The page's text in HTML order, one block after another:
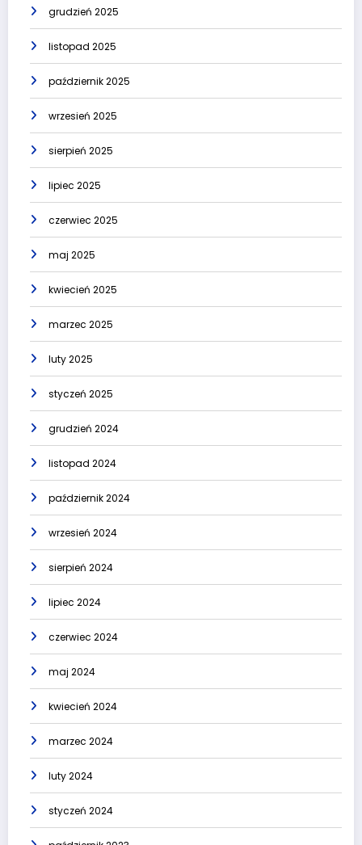
grudzień 2025
listopad 2025
październik 2025
wrzesień 2025
sierpień 2025
lipiec 2025
czerwiec 2025
maj 2025
kwiecień 2025
marzec 2025
luty 2025
styczeń 2025
grudzień 2024
listopad 2024
październik 2024
wrzesień 2024
sierpień 2024
lipiec 2024
czerwiec 2024
maj 2024
kwiecień 2024
marzec 2024
luty 2024
styczeń 2024